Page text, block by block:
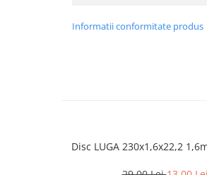
Informatii conformitate produs
Disc LUGA 230x1,6x22,2